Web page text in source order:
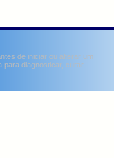
de iniciar ou alterar um
diagnosticar, curar,